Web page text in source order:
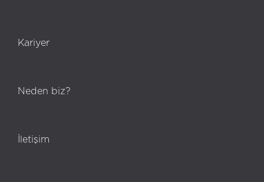
Kariyer
Neden biz?
İletişim